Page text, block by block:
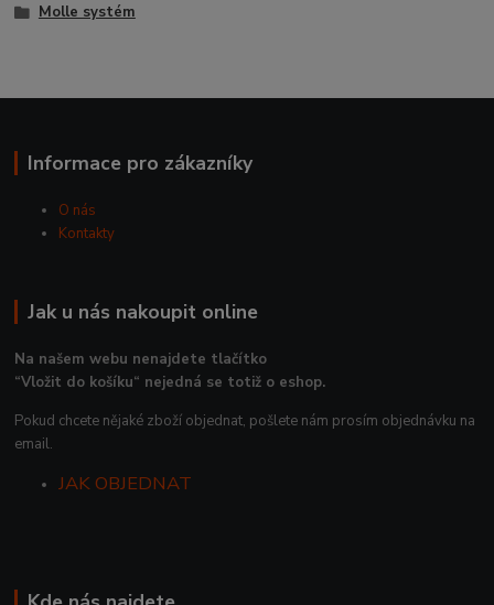
Molle systém
Informace pro zákazníky
O nás
Kontakty
Jak u nás nakoupit online
Na našem webu nenajdete tlačítko
“Vložit do košíku“ nejedná se totiž o eshop.
Pokud chcete nějaké zboží objednat, pošlete nám prosím objednávku na
email.
JAK OBJEDNAT